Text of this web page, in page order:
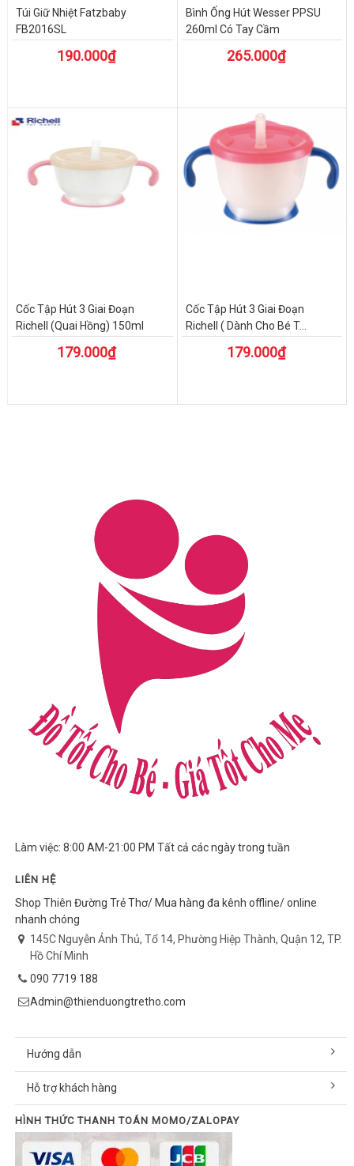
Túi Giữ Nhiệt Fatzbaby
FB2016SL
190.000₫
Bình Ống Hút Wesser PPSU
260ml Có Tay Cầm
265.000₫
Cốc Tập Hút 3 Giai Đoạn
Richell (Quai Hồng) 150ml
179.000₫
Cốc Tập Hút 3 Giai Đoạn
Richell ( Dành Cho Bé T...
179.000₫
Làm việc: 8:00 AM-21:00 PM Tất cả các ngày trong tuần
LIÊN HỆ
Shop Thiên Đường Trẻ Thơ/ Mua hàng đa kênh offline/ online
nhanh chóng
145C Nguyễn Ảnh Thủ, Tổ 14, Phường Hiệp Thành, Quận 12, TP.
Hồ Chí Minh
090 7719 188
Admin@thienduongtretho.com
Hướng dẫn
Hỗ trợ khách hàng
HÌNH THỨC THANH TOÁN MOMO/ZALOPAY